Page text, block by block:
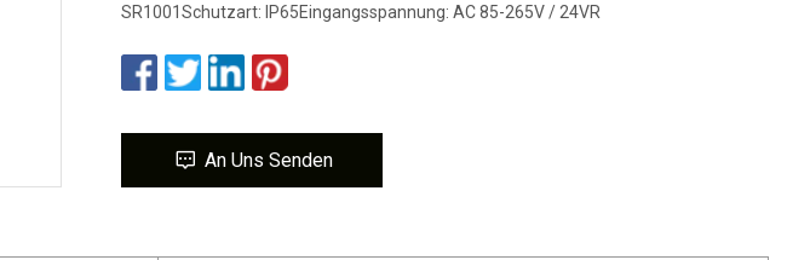
SR1001Schutzart: IP65Eingangsspannung: AC 85-265V / 24VR
An Uns Senden